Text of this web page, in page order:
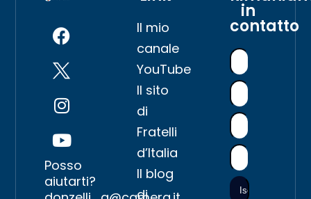
Posso
aiutarti?
Il mio
canale
YouTube
Il sito
di
Fratelli
d’Italia
Il blog
di
in
contatto